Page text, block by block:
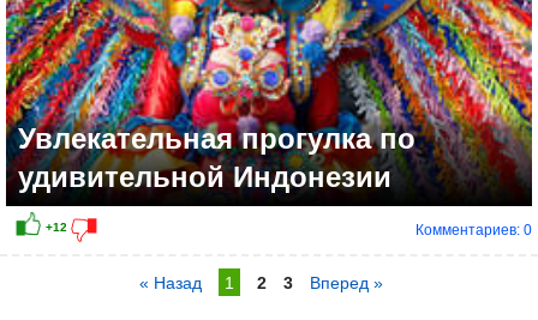
Увлекательная прогулка по
удивительной Индонезии
Комментариев: 0
« Назад 1 2 3 Вперед »